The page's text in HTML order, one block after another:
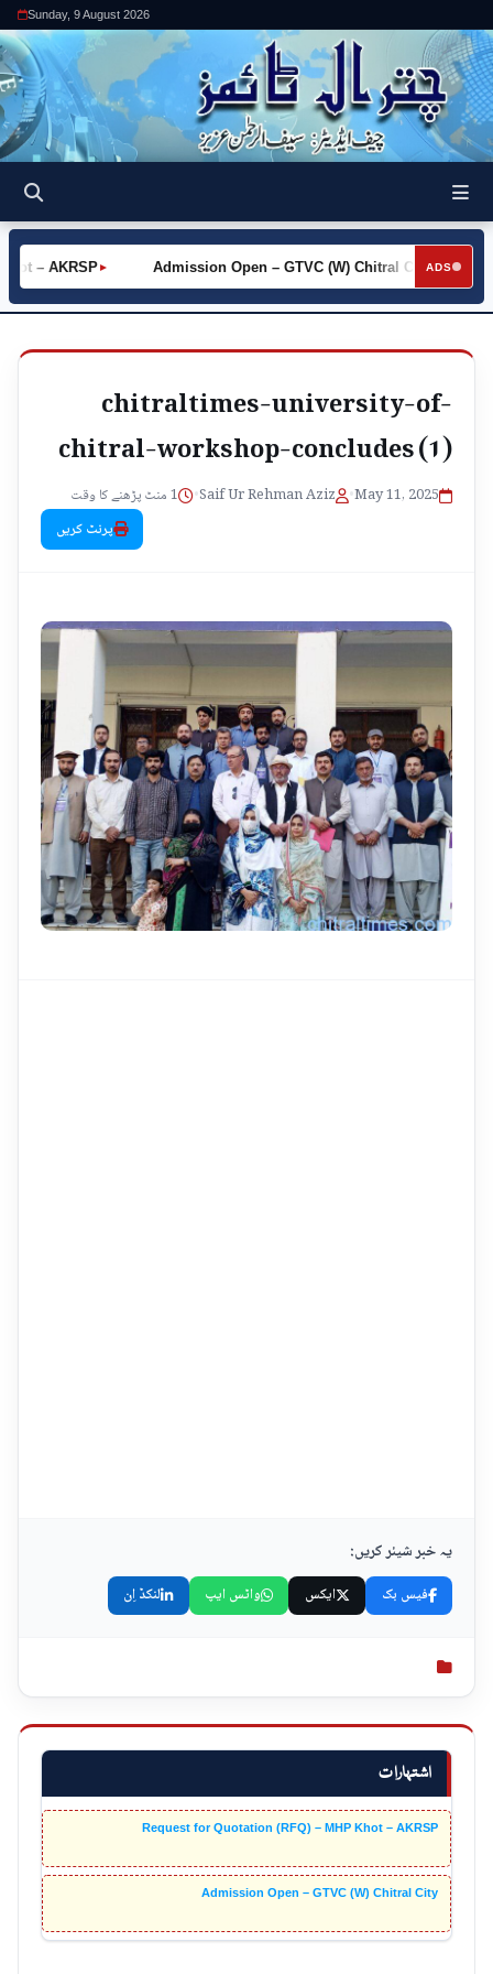
Sunday, 9 August 2026
ADS
►
– AKRSP ►
Admission Open – GTVC (W) Chitral City
اشتہارات
Request for Quotation (RFQ) – MHP Khot – AKRSP
Admission Open – GTVC (W) Chitral City
chitraltimes-university-of-
chitral-workshop-concludes (1)
May 11, 2025
•
Saif Ur Rehman Aziz
•
1 منٹ پڑھنے کا وقت
پرنٹ کریں
یہ خبر شیئر کریں:
فیس بک ایکس واٹس ایپ لنکڈ اِن